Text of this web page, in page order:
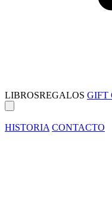
LIBROSREGALOS GIFT
HISTORIA CONTACTO